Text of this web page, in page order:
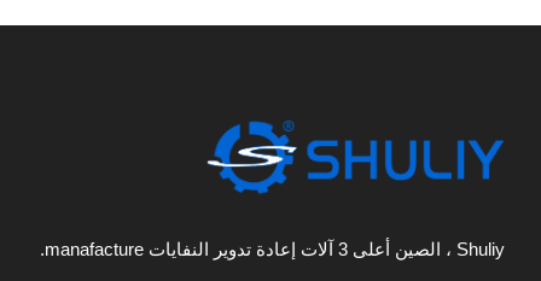
Shuliy ، الصين أعلى 3 آلات إعادة تدوير النفايات manafacture.